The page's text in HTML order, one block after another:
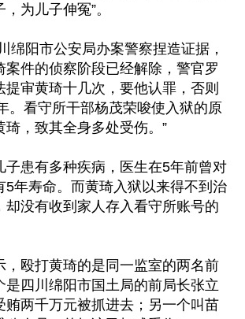
为儿子伸冤”。
绵阳市公安局办案警察捏造证据，
案件的侦察阶段已经解除，警官罗
提审黄琦十几次，要他认罪，否则
。看守所干部杨茂荣唆使入狱的原
琦，致其全身多处受伤。”
子患有多种疾病，医生在5年前曾对
5年寿命。而黄琦入狱以来得不到治
却没有收到家人存入看守所账号的
，殴打黄琦的是同一监室的两名前
是四川绵阳市国土局的前局长张立
贿两千万元被抓进去；另一个叫苗